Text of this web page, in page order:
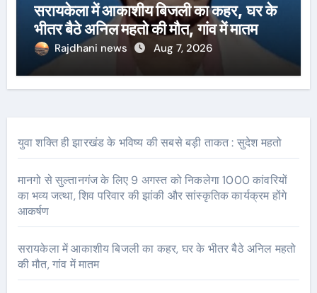
सरायकेला में आकाशीय बिजली का कहर, घर के
भीतर बैठे अनिल महतो की मौत, गांव में मातम
Rajdhani news Aug 7, 2026
युवा शक्ति ही झारखंड के भविष्य की सबसे बड़ी ताकत : सुदेश महतो
मानगो से सुल्तानगंज के लिए 9 अगस्त को निकलेगा 1000 कांवरियों
का भव्य जत्था, शिव परिवार की झांकी और सांस्कृतिक कार्यक्रम होंगे
आकर्षण
सरायकेला में आकाशीय बिजली का कहर, घर के भीतर बैठे अनिल महतो
की मौत, गांव में मातम